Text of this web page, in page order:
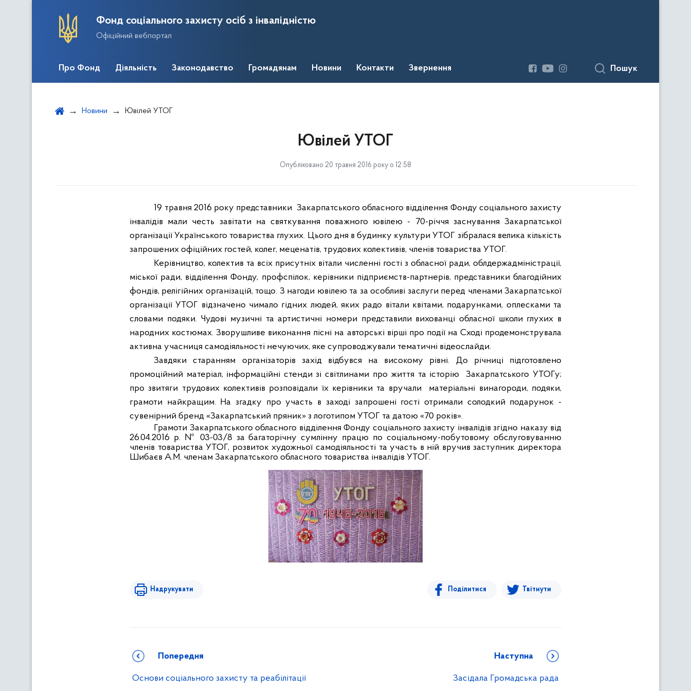
Фонд соціального захисту осіб з інвалідністю
Офіційний вебпортал
Про Фонд Діяльність Законодавство Громадянам Новини Контакти Звернення Пошук
Новини Ювілей УТОГ
Ювілей УТОГ
Опубліковано 20 травня 2016 року о 12:58
19 травня 2016 року представники Закарпатського обласного відділення Фонду соціального захисту
інвалідів мали честь завітати на святкування поважного ювілею - 70-річчя заснування Закарпатської
організації Українського товариства глухих. Цього дня в будинку культури УТОГ зібралася велика кількість
запрошених офіційних гостей, колег, меценатів, трудових колективів, членів товариства УТОГ.
Керівництво, колектив та всіх присутніх вітали численні гості з обласної ради, облдержадміністрації,
міської ради, відділення Фонду, профспілок, керівники підприємств-партнерів, представники благодійних
фондів, релігійних організацій, тощо. З нагоди ювілею та за особливі заслуги перед членами Закарпатської
організації УТОГ відзначено чимало гідних людей, яких радо вітали квітами, подарунками, оплесками та
словами подяки. Чудові музичні та артистичні номери представили вихованці обласної школи глухих в
народних костюмах. Зворушливе виконання пісні на авторські вірші про події на Сході продемонструвала
активна учасниця самодіяльності нечуючих, яке супроводжували тематичні відеослайди.
Завдяки старанням організаторів захід відбувся на високому рівні. До річниці підготовлено
промоційний матеріал, інформаційні стенди зі світлинами про життя та історію
Закарпатського УТОГу;
про звитяги трудових колективів розповідали їх керівники та вручали
матеріальні винагороди, подяки,
грамоти найкращим. На згадку про участь в заході запрошені гості отримали солодкий подарунок -
сувенірний бренд «Закарпатський пряник» з логотипом УТОГ та датою «70 років».
Грамоти Закарпатського обласного відділення Фонду соціального захисту інвалідів згідно наказу від
26.04.2016 р. № 03-03/8 за багаторічну сумлінну працю по соціальному-побутовому обслуговуванню
членів товариства УТОГ, розвиток художньої самодіяльності та участь в ній вручив заступник директора
Шибаєв А.М. членам Закарпатського обласного товариства інвалідів УТОГ.
Надрукувати Поділитися Твітнути
Попередня
Основи соціального захисту та реабілітації
Наступна
Засідала Громадська рада